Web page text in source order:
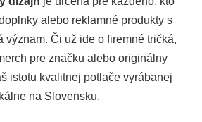
alebo reklamné produkty s
význam. Či už ide o firemné tričká,
pre značku alebo originálny
istotu kvalitnej potlače vyrábanej
na Slovensku.